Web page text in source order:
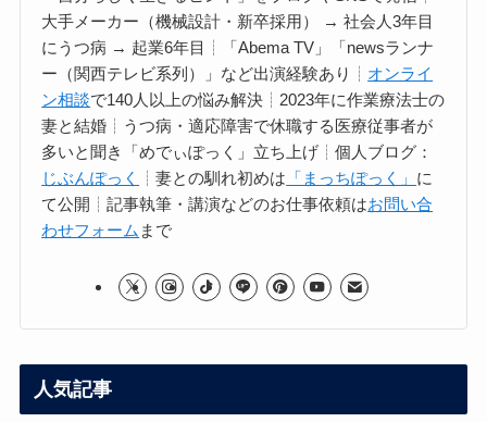
大手メーカー（機械設計・新卒採用） → 社会人3年目
にうつ病 → 起業6年目┊︎「Abema TV」「newsランナ
ー（関西テレビ系列）」など出演経験あり┊ オンライ
ン相談で140人以上の悩み解決┊︎2023年に作業療法士の
妻と結婚┊うつ病・適応障害で休職する医療従事者が
多いと聞き「めでぃぽっく」立ち上げ┊個人ブログ：
じぶんぽっく
┊妻との馴れ初めは 「まっちぽっく」 に
て公開┊記事執筆・講演などのお仕事依頼はお問い合
わせフォーム まで
人気記事